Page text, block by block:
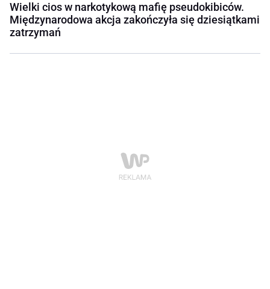
Wielki cios w narkotykową mafię pseudokibiców.
Międzynarodowa akcja zakończyła się dziesiątkami
zatrzymań